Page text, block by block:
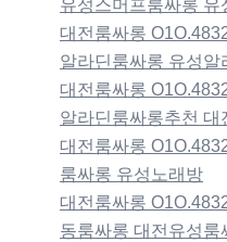
유성스머프룸싸롱 유
대전룸싸롱
알라딘룸싸롱 유성알
대전룸싸롱
알라딘룸싸롱추천 대
대전룸싸롱
룸싸롱 유성노래방
대전룸싸롱
동룸싸롱 대전유성룸